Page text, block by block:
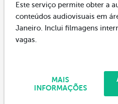
Este serviço permite obter a
conteúdos audiovisuais em
Janeiro. Inclui filmagens
vagas.
MAIS
INFORMAÇÕES